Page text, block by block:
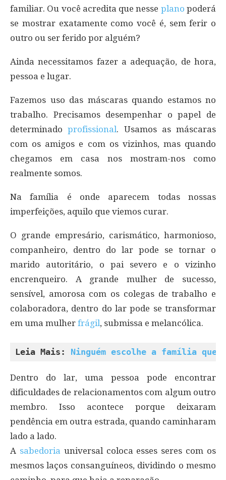
familiar. Ou você acredita que nesse plano poderá
se mostrar exatamente como você é, sem ferir o
outro ou ser ferido por alguém?
Ainda necessitamos fazer a adequação, de hora,
pessoa e lugar.
Fazemos uso das máscaras quando estamos no
trabalho. Precisamos desempenhar o papel de
determinadoprofissional. Usamos as máscaras
com os amigos e com os vizinhos, mas quando
chegamos em casa nos mostram-nos como
realmente somos.
Na família é onde aparecem todas nossas
imperfeições, aquilo que viemos curar.
O grande empresário, carismático, harmonioso,
companheiro, dentro do lar pode se tornar o
marido autoritário, o pai severo e o vizinho
encrenqueiro. A grande mulher de sucesso,
sensível, amorosa com os colegas de trabalho e
colaboradora, dentro do lar pode se transformar
em uma mulher frágil, submissa e melancólica.
Leia Mais: Ninguém escolhe a família que
Dentro do lar, uma pessoa pode encontrar
dificuldades de relacionamentos com algum outro
membro. Isso acontece porque deixaram
pendência em outra estrada, quando caminharam
lado a lado.
A sabedoria universal coloca esses seres com os
mesmos laços consanguíneos, dividindo o mesmo